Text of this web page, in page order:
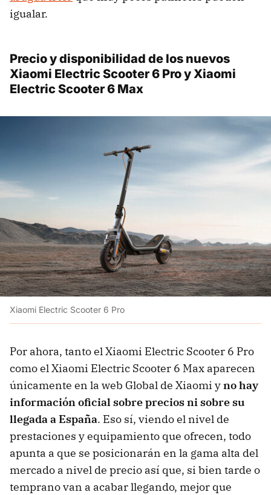
igualar.
Precio y disponibilidad de los nuevos
Xiaomi Electric Scooter 6 Pro y Xiaomi
Electric Scooter 6 Max
Xiaomi Electric Scooter 6 Pro
Por ahora, tanto el Xiaomi Electric Scooter 6 Pro
como el Xiaomi Electric Scooter 6 Max aparecen
únicamente en la web Global de Xiaomi yno hay
información oficial sobre precios ni sobre su
llegada a España. Eso sí, viendo el nivel de
prestaciones y equipamiento que ofrecen, todo
apunta a que se posicionarán en la gama alta del
mercado a nivel de precio así que, si bien tarde o
temprano van a acabar llegando, mejor que